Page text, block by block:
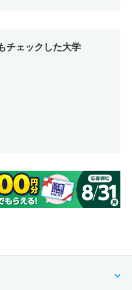
チェックした大学